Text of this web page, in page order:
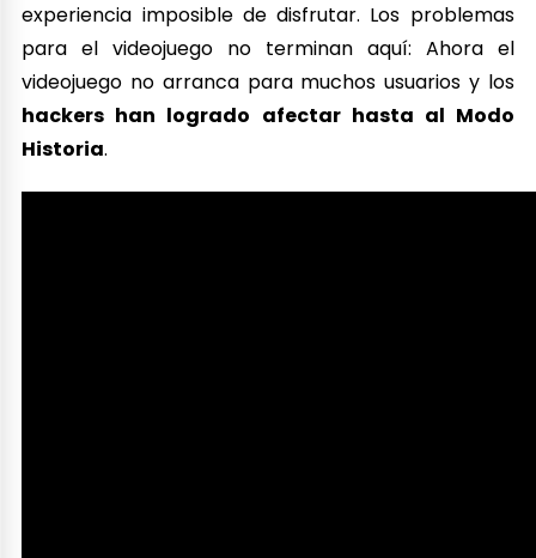
experiencia imposible de disfrutar. Los problemas
para el videojuego no terminan aquí: Ahora el
videojuego no arranca para muchos usuarios y los
hackers han logrado afectar hasta al Modo
Historia.